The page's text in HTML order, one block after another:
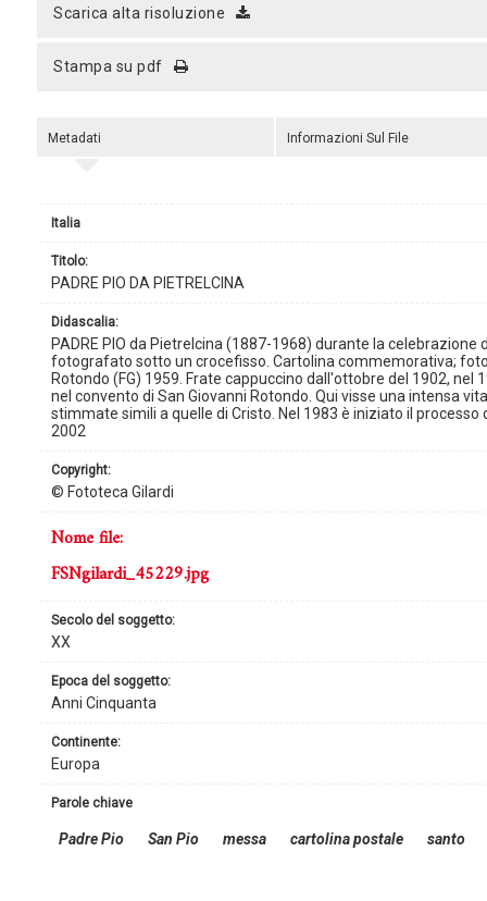
scarica alta risoluzione
stampa su pdf
Metadati
Italia
titolo:
PADRE PIO DA PIETRELCINA
didascalia:
PADRE PIO da Pietrelcina (1887-1968) durante la
fotografato sotto un crocefisso. Cartolina commemorativa;
Rotondo (FG) 1959. Frate cappuccino dall'ottobre del 1902, nel
nel convento di San Giovanni Rotondo. Qui visse una intensa
stimmate simili a quelle di Cristo. Nel 1983 è iniziato il
2002
copyright:
© Fototeca Gilardi
continente:
Europa
secolo del soggetto:
XX
epoca del soggetto:
Anni Cinquanta
nome file:
FSNgilardi_45229.jpg
parole chiave
Padre Pio San Pio messa cartolina postale santo
Informazioni Sul File